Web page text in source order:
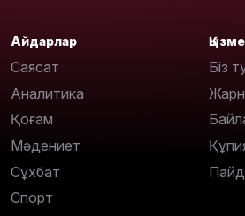
Айдарлар
Саясат
Аналитика
Қоғам
Мәдениет
Сұхбат
Спорт
Біз